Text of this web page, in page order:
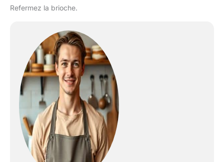
Refermez la brioche.